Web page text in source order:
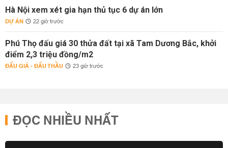
Hà Nội xem xét gia hạn thủ tục 6 dự án lớn
DỰ ÁN 22 giờ trước
Phú Thọ đấu giá 30 thửa đất tại xã Tam Dương Bắc, khởi
điểm 2,3 triệu đồng/m2
ĐẤU GIÁ - ĐẤU THẦU 23 giờ trước
ĐỌC NHIỀU NHẤT